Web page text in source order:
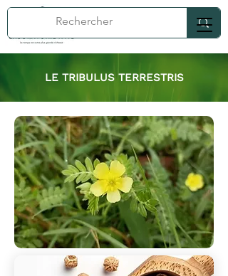
LE TRIBULUS TERRESTRIS